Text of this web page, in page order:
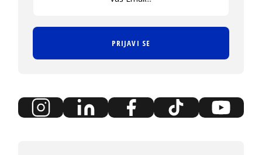
PRIJAVI SE